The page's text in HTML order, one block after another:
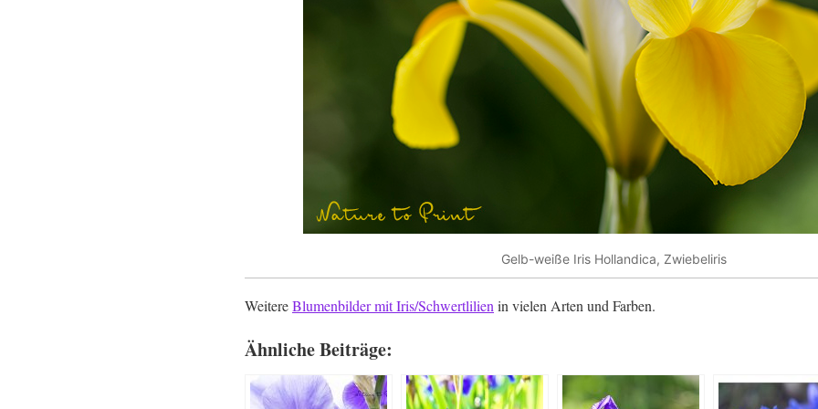
Gelb-weiße Iris Hollandica, Zwiebeliris
WeitereBlumenbilder mit Iris/Schwertlilienin vielen Arten und Farben.
Ähnliche Beiträge: